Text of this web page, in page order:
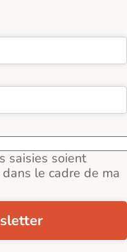
saisies soient
le cadre de ma